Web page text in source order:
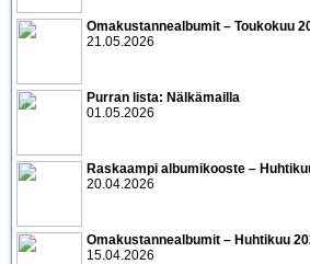
Omakustannealbumit – Toukokuu
21.05.2026
Purran lista: Nälkämailla
01.05.2026
Raskaampi albumikooste –
20.04.2026
Omakustannealbumit – Huhtikuu
15.04.2026